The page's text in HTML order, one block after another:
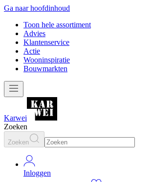
Ga naar hoofdinhoud
Toon hele assortiment
Advies
Klantenservice
Actie
Wooninspiratie
Bouwmarkten
Karwei
Zoeken
Zoeken
Inloggen